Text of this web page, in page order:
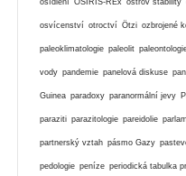
osvícenství otroctví Ötzi ozbrojené
paleoklimatologie paleolit
vody pandemie panelová diskuse
Guinea paradoxy paranormální jevy
paraziti parazitologie pareidolie
partnerský vztah pásmo Gazy
pedologie peníze periodická tabulka